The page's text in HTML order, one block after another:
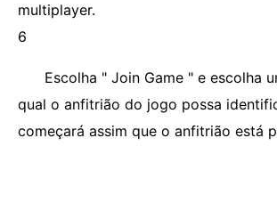
multiplayer.
6
Escolha " Join Game " e escolha
qual o anfitrião do jogo possa
começará assim que o anfitrião está